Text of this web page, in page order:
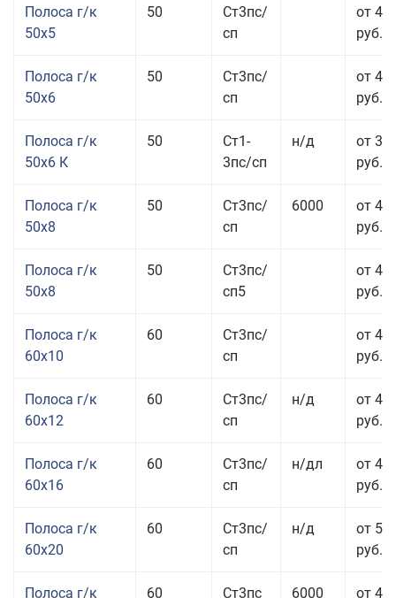
Полоса г/к
50x5
50
Ст3пс/
сп
от 43
руб.
Полоса г/к
50x6
50
Ст3пс/
сп
от 42
руб.
Полоса г/к
50x6 К
50
Ст1-
3пс/сп
н/д
от 35
руб.
Полоса г/к
50x8
50
Ст3пс/
сп
6000
от 45
руб.
Полоса г/к
50x8
50
Ст3пс/
сп5
от 45
руб.
Полоса г/к
60x10
60
Ст3пс/
сп
от 41
руб.
Полоса г/к
60x12
60
Ст3пс/
сп
н/д
от 44
руб.
Полоса г/к
60x16
60
Ст3пс/
сп
н/дл
от 48
руб.
Полоса г/к
60x20
60
Ст3пс/
сп
н/д
от 53
руб.
Полоса г/к
60 Ст3пс 6000
от 45